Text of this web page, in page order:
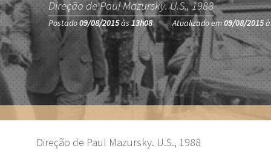
Direção de Paul Mazursky. U.S., 1988
Postado09/08/2015às13h08 Atualizado em09/08/2015
Direção de Paul Mazursky. U.S., 1988